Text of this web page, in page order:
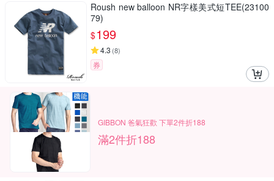
Roush new balloon NR字樣美式短TEE(23100
79)
$199
4.3 (8)
券
GIBBON 爸氣狂歡 下單2件折188
滿2件折188